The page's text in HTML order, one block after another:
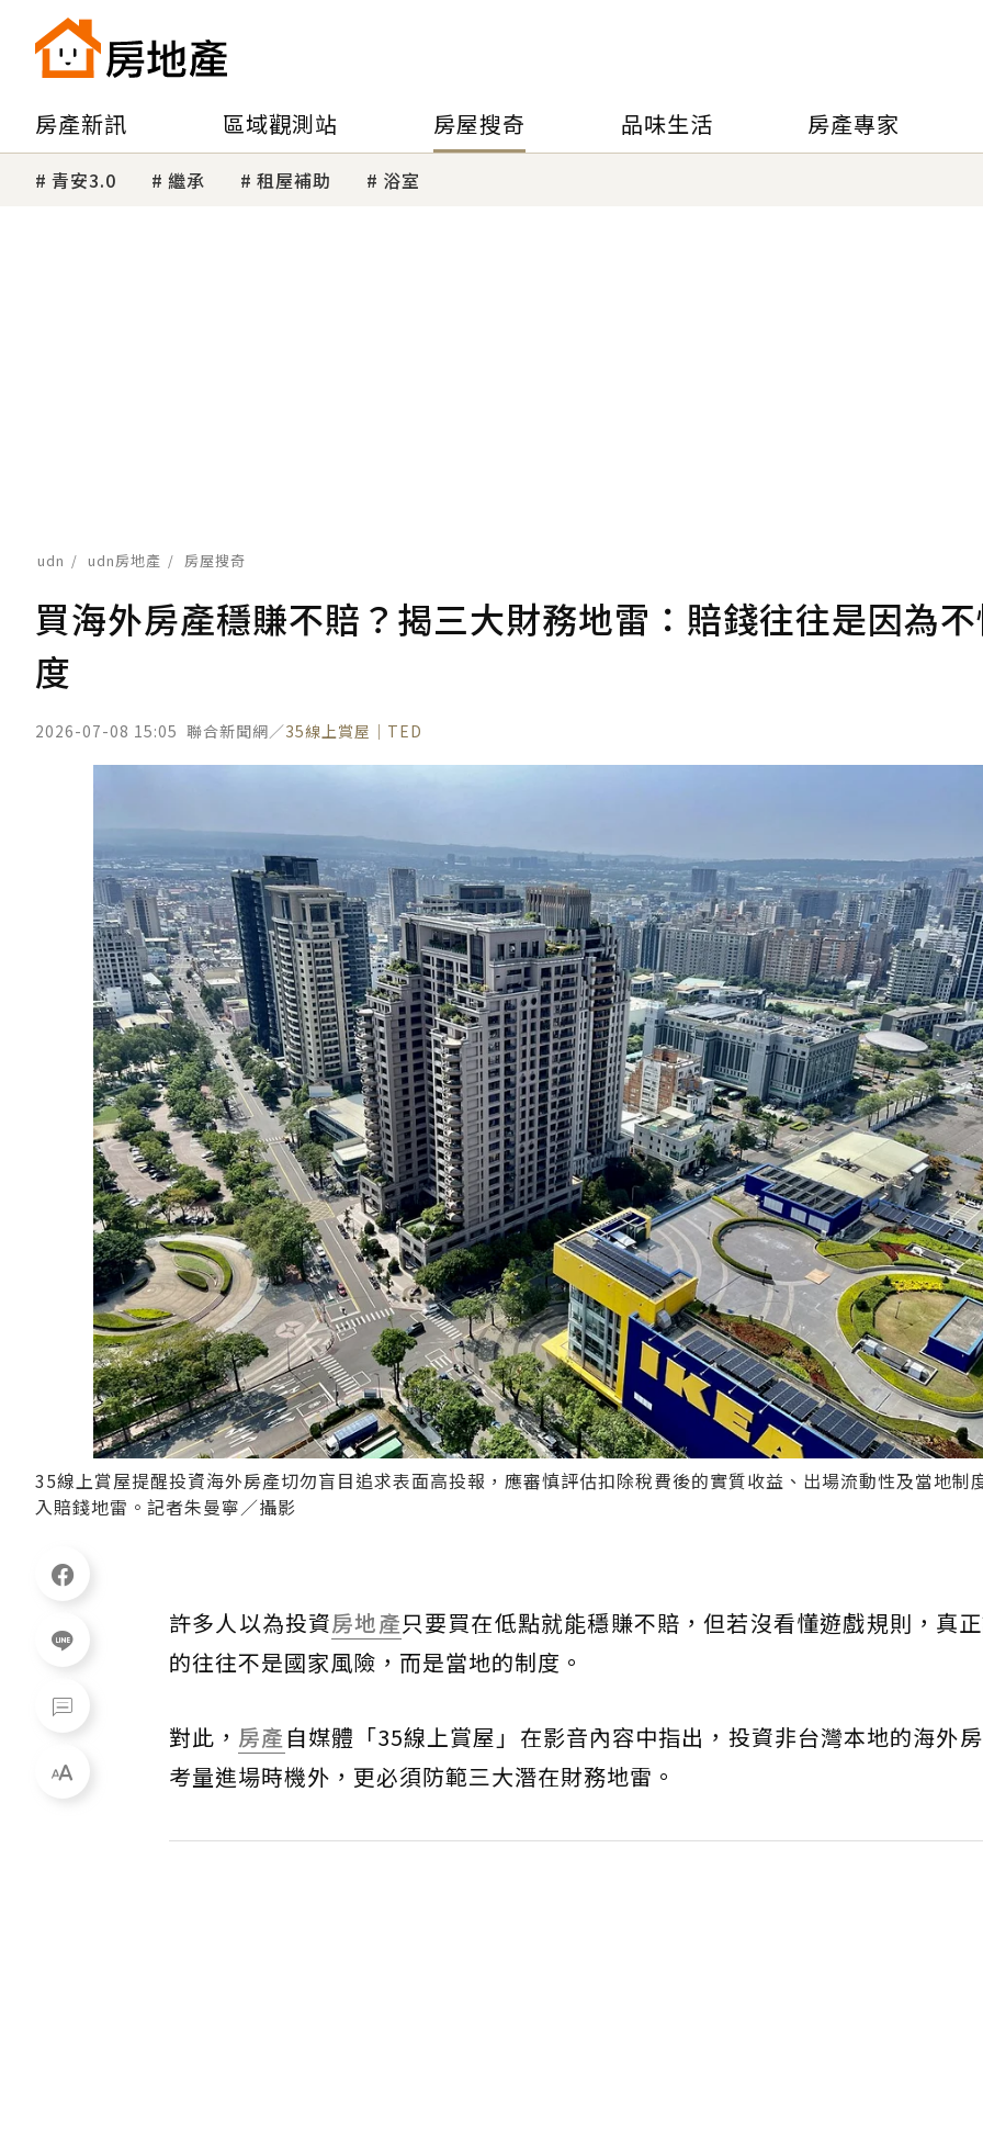
房產新訊 區域觀測站 房屋搜奇 品味生活 房產專家
青安3.0 繼承 租屋補助 浴室
udn udn房地產 房屋搜奇
買海外房產穩賺不賠？揭三大財務地雷：賠錢往往是因為
度
2026-07-08 15:05 聯合新聞網／35線上賞屋｜TED
35線上賞屋提醒投資海外房產切勿盲目追求表面高投報，應審慎評估扣除稅費後的實質收益、出場流動性及當地制
入賠錢地雷。記者朱曼寧／攝影
許多人以為投資房地產只要買在低點就能穩賺不賠，但若沒看懂遊戲規則，真
的往往不是國家風險，而是當地的制度。
對此， 房產 自媒體「35線上賞屋」在影音內容中指出，投資非台灣本地的海外
考量進場時機外，更必須防範三大潛在財務地雷。